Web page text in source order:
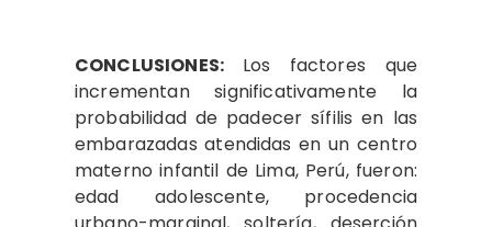
CONCLUSIONES: Los factores que
incrementan significativamente la
probabilidad de padecer sífilis en las
embarazadas atendidas en un centro
materno infantil de Lima, Perú, fueron:
edad adolescente, procedencia